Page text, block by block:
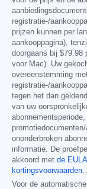
registratie-/
prijzen kunnen per
aankooppagina),
doorgaans bij $79.98
voor Mac). Uw
overeenstemming
registratie-/
tegen het dan
van uw
ononderbroken
informatie. De
akkoord met de
kortingsvoorwaarden
Voor de